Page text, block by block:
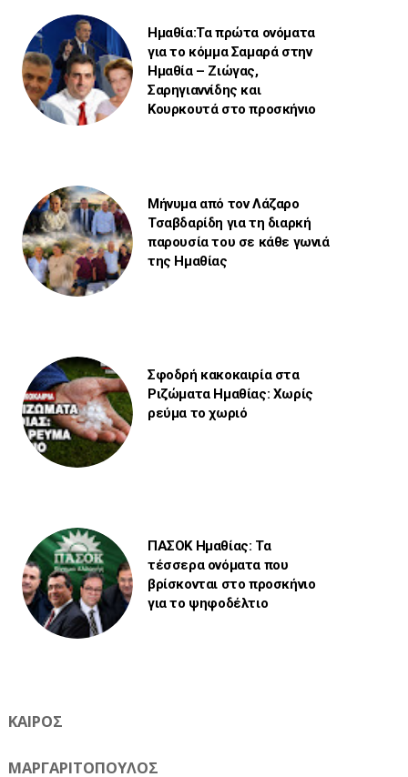
Ημαθία:Τα πρώτα ονόματα
για το κόμμα Σαμαρά στην
Ημαθία – Ζιώγας,
Σαρηγιαννίδης και
Κουρκουτά στο προσκήνιο
Μήνυμα από τον Λάζαρο
Τσαβδαρίδη για τη διαρκή
παρουσία του σε κάθε γωνιά
της Ημαθίας
Σφοδρή κακοκαιρία στα
Ριζώματα Ημαθίας: Χωρίς
ρεύμα το χωριό
ΠΑΣΟΚ Ημαθίας: Τα
τέσσερα ονόματα που
βρίσκονται στο προσκήνιο
για το ψηφοδέλτιο
ΚΑΙΡΟΣ
ΜΑΡΓΑΡΙΤΟΠΟΥΛΟΣ